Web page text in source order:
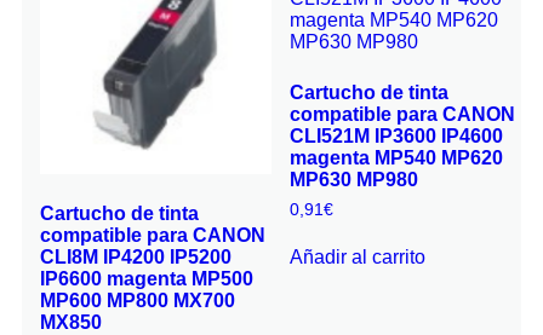
Cartucho de tinta
compatible para CANON
CLI8M IP4200 IP5200
IP6600 magenta MP500
MP600 MP800 MX700
MX850
Cartucho de tinta
compatible para CANON
CLI521M IP3600 IP4600
magenta MP540 MP620
MP630 MP980
0,91€
Añadir al carrito